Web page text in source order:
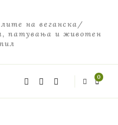
на веганска/
патувања и животен
0